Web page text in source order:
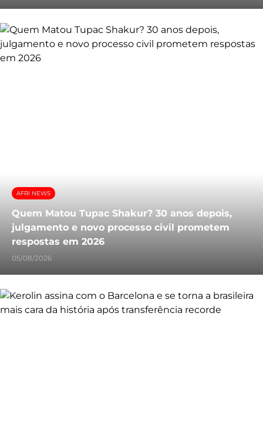
AFRI NEWS
Quem Matou Tupac Shakur? 30 anos depois,
julgamento e novo processo civil prometem
respostas em 2026
05/08/2026